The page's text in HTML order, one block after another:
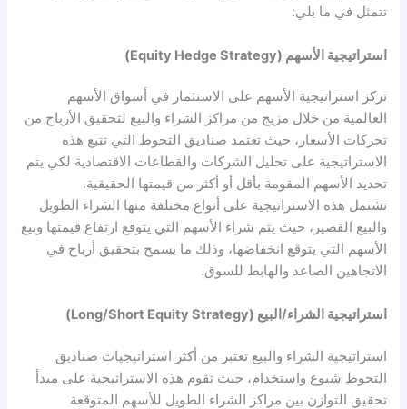
تتمثل في ما يلي:
استراتيجية الأسهم (Equity Hedge Strategy)
تركز استراتيجية الأسهم على الاستثمار في أسواق الأسهم
العالمية من خلال مزيج من مراكز الشراء والبيع لتحقيق الأرباح من
تحركات الأسعار، حيث تعتمد صناديق التحوط التي تتبع هذه
الاستراتيجية على تحليل الشركات والقطاعات الاقتصادية لكي يتم
تحديد الأسهم المقومة بأقل أو أكثر من قيمتها الحقيقية.
تشتمل هذه الاستراتيجية على أنواع مختلفة منها الشراء الطويل
والبيع القصير، حيث يتم شراء الأسهم التي يتوقع ارتفاع قيمتها وبيع
الأسهم التي يتوقع انخفاضها، وذلك ما يسمح بتحقيق أرباح في
الاتجاهين الصاعد والهابط للسوق.
استراتيجية الشراء/البيع (Long/Short Equity Strategy)
استراتيجية الشراء والبيع تعتبر من أكثر استراتيجيات صناديق
التحوط شيوع واستخدام، حيث تقوم هذه الاستراتيجية على مبدأ
تحقيق التوازن بين مراكز الشراء الطويل للأسهم المتوقعة